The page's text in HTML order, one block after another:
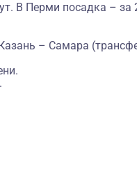
В Перми посадка – за
– Самара